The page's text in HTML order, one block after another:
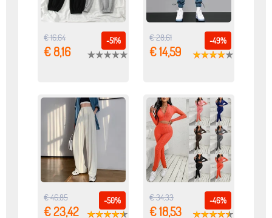
-51%
€ 16,64
€ 8,16
-49%
€ 28,61
€ 14,59
-50%
€ 46,85
€ 23,42
-46%
€ 34,33
€ 18,53